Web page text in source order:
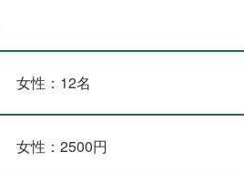
女性：12名
女性：2500円